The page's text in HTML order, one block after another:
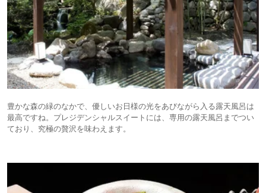
豊かな森の緑のなかで、優しいお日様の光をあびながら入る露天風呂は
最高ですね。プレジデンシャルスイートには、専用の露天風呂までつい
ており、究極の贅沢を味わえます。